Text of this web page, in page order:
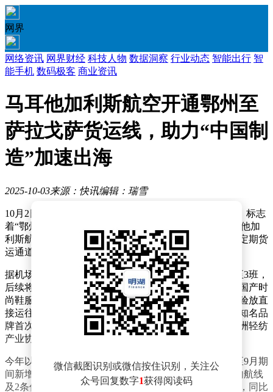
网界
网络资讯 网界财经 科技人物 数据洞察 行业动态 智能出行 智
能手机 数码极客 商业资讯
马耳他加利斯航空开通鄂州至
萨拉戈萨货运线，助力“中国制
造”加速出海
2025-10-03来源：快讯编辑：瑞雪
10月2日晚，一架A330全货机从鄂州花湖机场腾空而起，标志
着“鄂州-萨拉戈萨”国际货运航线正式开通。这条由马耳他加
利斯航空执飞的新航线，是花湖机场首条直飞西班牙的定期货
运通道，也是该机场累计开通的第109条货运航线。
据机场方面介绍，该航线常态化运营后预计每周执行2至3班，
后续将根据市场需求逐步加密班次。首航航班载有62吨国产时
尚鞋服，这些货物在鄂州完成集货申报后，经海关快速验放直
接运往西班牙进行分销。值得注意的是，此次运输是某知名品
牌首次在湖北通过包机形式集运产品，对促进湖北与欧洲轻纺
产业协同发展具有重要意义。
今年以来，花湖机场货运网络持续扩容。数据显示，1至9月期
间新增24条货运航线，其中包括18条国际航线、4条国内航线
及2条低空货运航线。同期机场货邮吞吐量突破108万吨，同比
微信截图识别或微信按住识别，关注公
众号回复数字1获得阅读码